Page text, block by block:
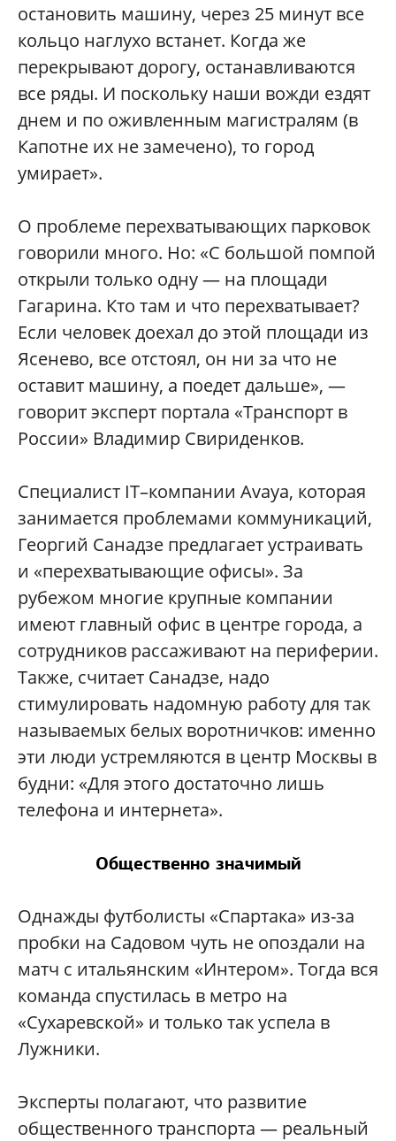
остановить машину, через 25 минут все
кольцо наглухо встанет. Когда же
перекрывают дорогу, останавливаются
все ряды. И поскольку наши вожди ездят
днем и по оживленным магистралям (в
Капотне их не замечено), то город
умирает».
О проблеме перехватывающих парковок
говорили много. Но: «С большой помпой
открыли только одну — на площади
Гагарина. Кто там и что перехватывает?
Если человек доехал до этой площади из
Ясенево, все отстоял, он ни за что не
оставит машину, а поедет дальше», —
говорит эксперт портала «Транспорт в
России» Владимир Свириденков.
Специалист IT–компании Avaya, которая
занимается проблемами коммуникаций,
Георгий Санадзе предлагает устраивать
и «перехватывающие офисы». За
рубежом многие крупные компании
имеют главный офис в центре города, а
сотрудников рассаживают на периферии.
Также, считает Санадзе, надо
стимулировать надомную работу для так
называемых белых воротничков: именно
эти люди устремляются в центр Москвы в
будни: «Для этого достаточно лишь
телефона и интернета».
Общественно значимый
Однажды футболисты «Спартака» из-за
пробки на Садовом чуть не опоздали на
матч с итальянским «Интером». Тогда вся
команда спустилась в метро на
«Сухаревской» и только так успела в
Лужники.
Эксперты полагают, что развитие
общественного транспорта — реальный